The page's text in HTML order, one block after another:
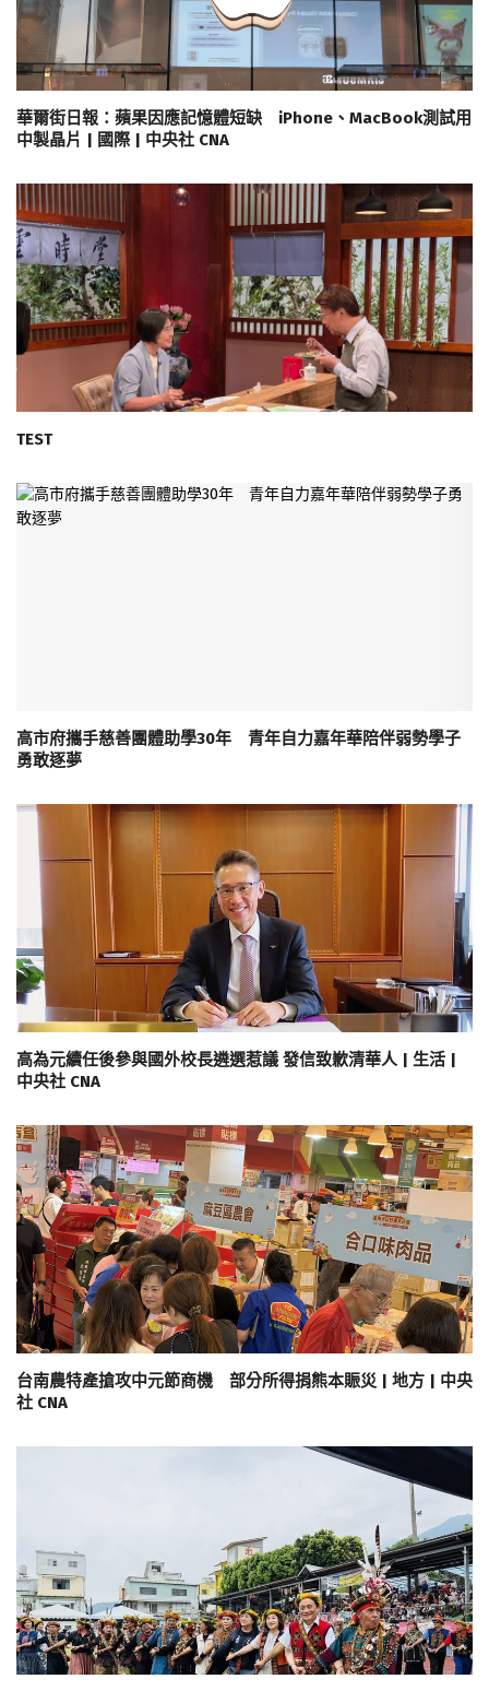
華爾街日報：蘋果因應記憶體短缺 iPhone、MacBook測試用
中製晶片 | 國際 | 中央社 CNA
TEST
高市府攜手慈善團體助學30年 青年自力嘉年華陪伴弱勢學子
勇敢逐夢
高為元續任後參與國外校長遴選惹議 發信致歉清華人 | 生活 |
中央社 CNA
台南農特產搶攻中元節商機 部分所得捐熊本賑災 | 地方 | 中央
社 CNA